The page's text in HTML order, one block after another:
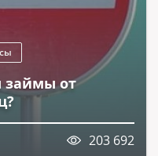
займы от
203 692